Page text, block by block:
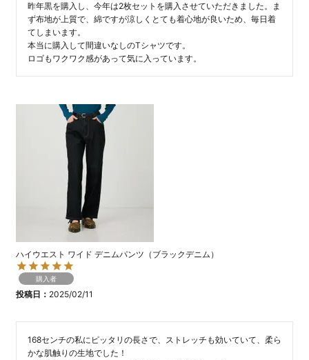
昨年黒を購入し、今年は2枚セットを購入させていただきました。ま
ず布地が上質で、綿ですが涼しくとても着心地が良いため、毎日着
てしまいます。
本当に購入して間違いなしのTシャツです。
ハイウエスト ワイド デニムパンツ（ブラックデニム）
購入者
投稿日 2025/02/11
168センチの私にピッタリの長さで、ストレッチも効いていて、柔ら
かな肌触りの生地でした！